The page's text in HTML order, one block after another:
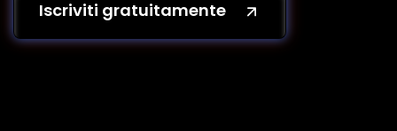
Iscriviti gratuitamente